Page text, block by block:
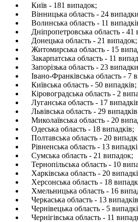
Київ - 181 випадок;
Вінницька область - 24
Волинська область - 11
Дніпропетровська область - 41
Донецька область - 21 випадок;
Житомирська область - 15
Закарпатська область - 11
Запорізька область - 23
Івано-Франківська область - 7
Київська область - 50 випадків;
Кіровоградська область - 2
Луганська область - 17
Львівська область - 29
Миколаївська область - 20
Одеська область - 18 випадків;
Полтавська область - 20
Рівненська область - 13
Сумська область - 21 випадок;
Тернопільська область - 10
Харківська область - 20
Херсонська область - 18
Хмельницька область - 16
Черкаська область - 13
Чернівецька область - 5
Чернігівська область - 11